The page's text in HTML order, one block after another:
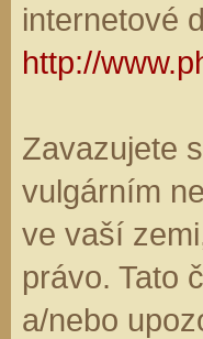
internetové
http://
Zavazujete
vulgárním
ve vaší
právo. Tato
a/nebo